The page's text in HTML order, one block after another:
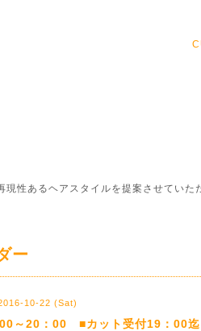
性あるヘアスタイルを提案させていた
ー
10-22 (Sat)
～20：00 ■カット受付19：00